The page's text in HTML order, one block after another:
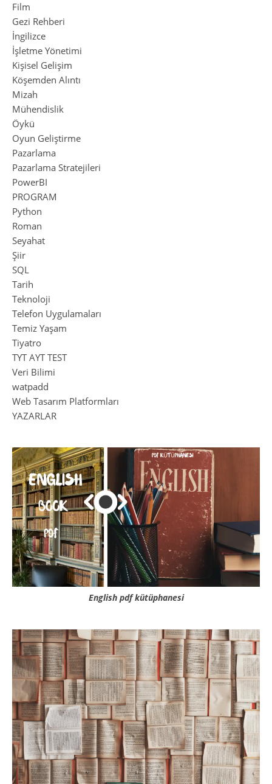
Film
Gezi Rehberi
İngilizce
İşletme Yönetimi
Kişisel Gelişim
Köşemden Alıntı
Mizah
Mühendislik
Öykü
Oyun Geliştirme
Pazarlama
Pazarlama Stratejileri
PowerBI
PROGRAM
Python
Roman
Seyahat
Şiir
SQL
Tarih
Teknoloji
Telefon Uygulamaları
Temiz Yaşam
Tiyatro
TYT AYT TEST
Veri Bilimi
watpadd
Web Tasarım Platformları
YAZARLAR
English pdf kütüphanesi